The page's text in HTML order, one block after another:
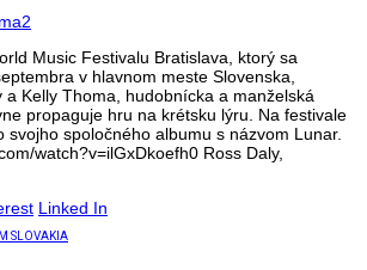
Music Festivalu Bratislava, ktorý sa
v hlavnom meste Slovenska,
a Kelly Thoma, hudobnícka a manželská
propaguje hru na krétsku lýru. Na festivale
svojho spoločného albumu s názvom Lunar.
watch?v=ilGxDkoefh0 Ross Daly,
Linked In
SLOVAKIA